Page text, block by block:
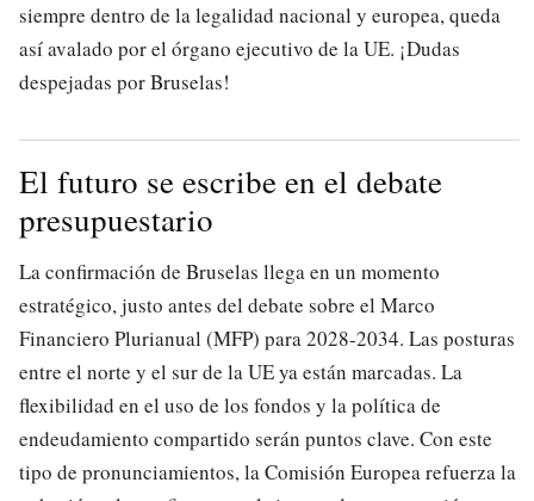
siempre dentro de la legalidad nacional y europea, queda
así avalado por el órgano ejecutivo de la UE. ¡Dudas
despejadas por Bruselas!
El futuro se escribe en el debate
presupuestario
La confirmación de Bruselas llega en un momento
estratégico, justo antes del debate sobre el Marco
Financiero Plurianual (MFP) para 2028-2034. Las posturas
entre el norte y el sur de la UE ya están marcadas. La
flexibilidad en el uso de los fondos y la política de
endeudamiento compartido serán puntos clave. Con este
tipo de pronunciamientos, la Comisión Europea refuerza la